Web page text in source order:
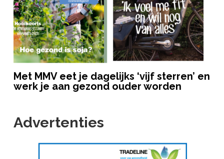
Met MMV eet je dagelijks ‘vijf sterren’ en
werk je aan gezond ouder worden
Advertenties